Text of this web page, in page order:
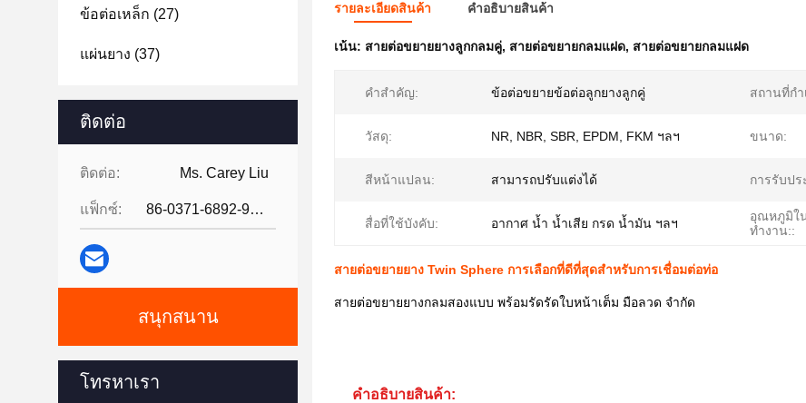
ข้อต่อเหล็ก (27)
แผ่นยาง (37)
ติดต่อ
ติดต่อ: Ms. Carey Liu
แฟ็กซ์: 86-0371-6892-9024
สนุกสนาน
โทรหาเรา
รายละเอียดสินค้า คําอธิบายสินค้า
เน้น: สายต่อขยายยางลูกกลมคู่, สายต่อขยายกลมแฝด, สายต่อขยายกลมแฝด
คําสําคัญ: ข้อต่อขยายข้อต่อลูกยางลูกคู่ สถานที่กำ
วัสดุ: NR, NBR, SBR, EPDM, FKM ฯลฯ ขนาด:
สีหน้าแปลน: สามารถปรับแต่งได้ การรับปร
สื่อที่ใช้บังคับ: อากาศ น้ำ น้ำเสีย กรด น้ำมัน ฯลฯ
อุณหภูมิใ
ทำงาน::
สายต่อขยายยาง Twin Sphere การเลือกที่ดีที่สุดสําหรับการเชื่อมต่อท่อ
สายต่อขยายยางกลมสองแบบ พร้อมรัดรัดใบหน้าเต็ม มือลวด จํากัด
คําอธิบายสินค้า: